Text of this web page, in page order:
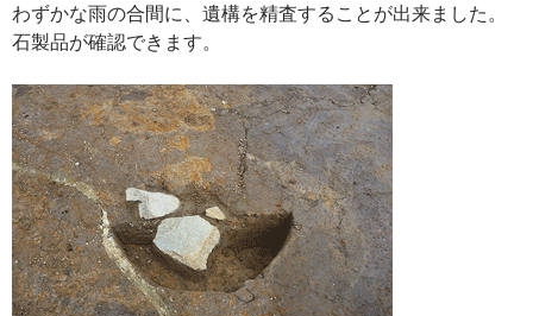
わずかな雨の合間に、遺構を精査することが出来ました。
石製品が確認できます。